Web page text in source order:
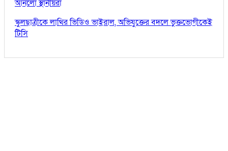
আনলো স্থানীয়রা
স্কুলছাত্রীকে লাথির ভিডিও ভাইরাল, অভিযুক্তের বদলে ভুক্তভোগীকেই
টিসি